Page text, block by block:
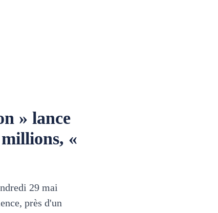
» lance
«
29 mai
près d'un